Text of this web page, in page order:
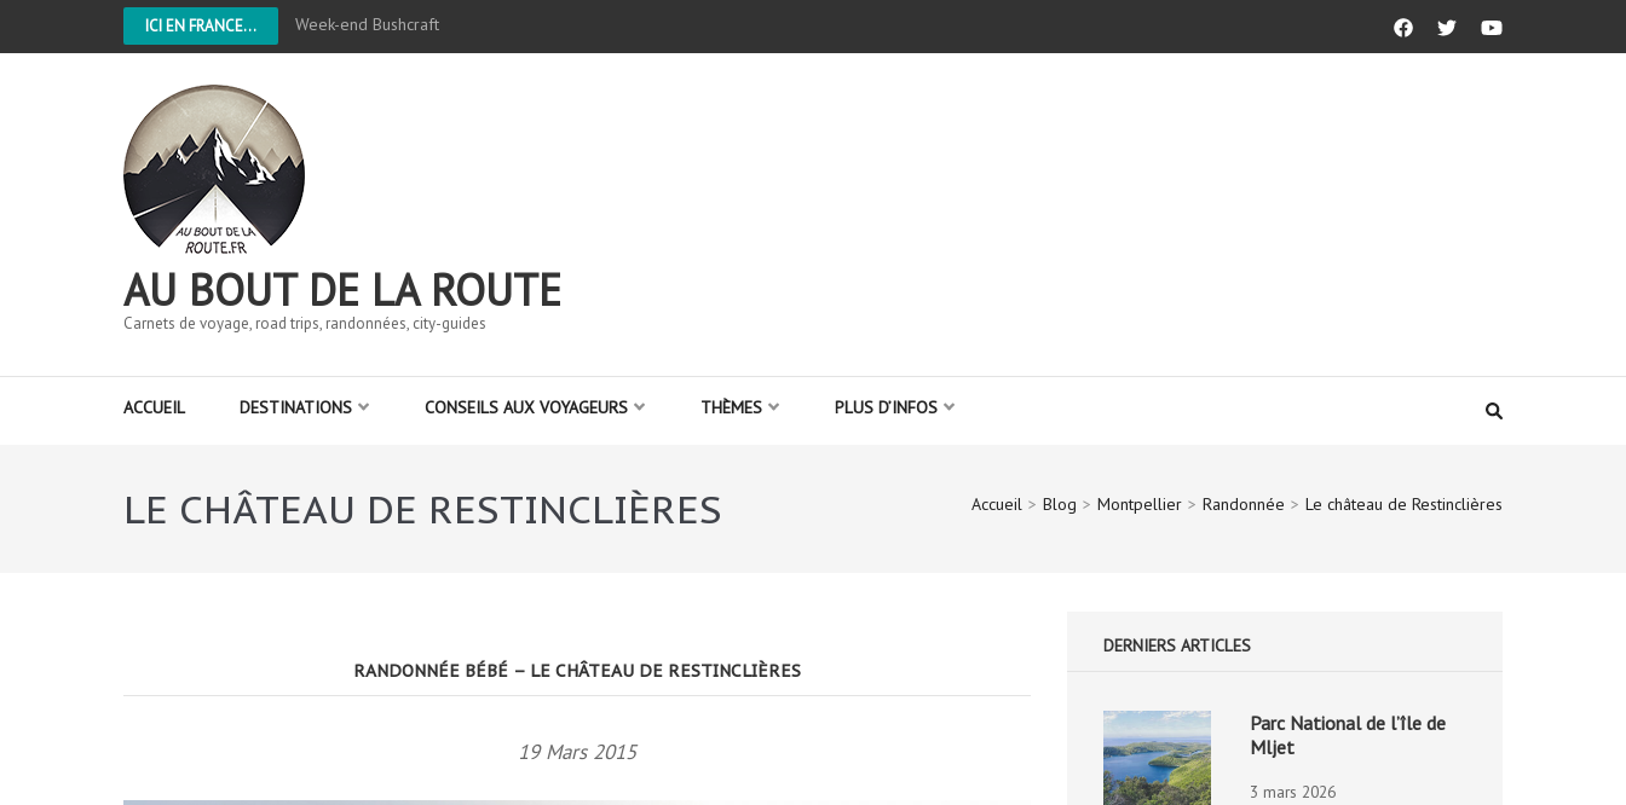
ICI EN FRANCE... Week-end Bushcraft
AU BOUT DE LA ROUTE
Carnets de voyage, road trips, randonnées, city-guides
ACCUEIL DESTINATIONS CONSEILS AUX VOYAGEURS THÈMES PLUS D’INFOS
LE CHÂTEAU DE RESTINCLIÈRES Accueil > Blog > Montpellier > Randonnée > Le château de Restinclières
RANDONNÉE BÉBÉ – LE CHÂTEAU DE RESTINCLIÈRES
19 Mars 2015
DERNIERS ARTICLES
Parc National de l’île de
Mljet
3 mars 2026